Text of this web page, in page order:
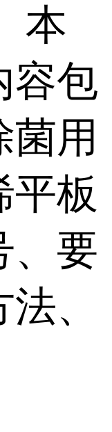
本
容包
用
平板
、要
、